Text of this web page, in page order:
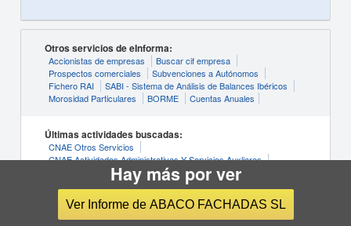
Otros servicios de eInforma:
Accionistas de empresas
Buscar cif empresa
Prospectos comerciales
Subvenciones a Autónomos
Fichero RAI
SABI - Sistema de Análisis de Balances Ibéricos
Morosidad Particulares
BORME Cuentas Anuales
Últimas actividades buscadas:
CNAE Otros Servicios
CNAE Actividades Administrativas Y Servicios Auxliares
CNAE Información Y Comunicaciones
CNAE Agricultura, Ganadería, Silvicultura Y Pesca
CNAE Actividades Artísticas, Recreativas Y De Entrenimiento
Hay más por ver
Ver Informe de ABACO FACHADAS SL